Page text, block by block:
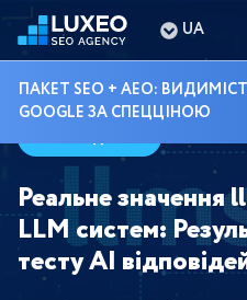
UA
ПАКЕТ SEO + AEO:
GOOGLE ЗА СПЕЦЦІНОЮ
Гайди
Реальне
LLM систем:
тесту AI